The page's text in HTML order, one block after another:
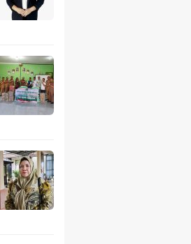
2026, Pemkab
Anak